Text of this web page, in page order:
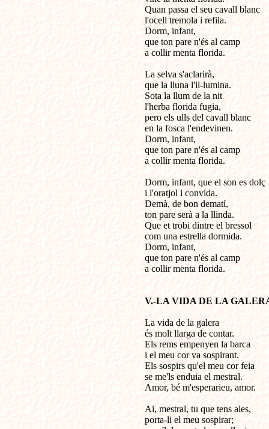
Quan passa el seu cavall blanc
l'ocell tremola i refila.
Dorm, infant,
que ton pare n'és al camp
a collir menta florida.
La selva s'aclarirà,
que la lluna l'il-lumina.
Sota la llum de la nit
l'herba florida fugia,
pero els ulls del cavall blanc
en la fosca l'endevinen.
Dorm, infant,
que ton pare n'és al camp
a collir menta florida.
Dorm, infant, que el son es dolç
i l'oratjol i convida.
Demà, de bon dematí,
ton pare serà a la llinda.
Que et trobi dintre el bressol
com una estrella dormida.
Dorm, infant,
que ton pare n'és al camp
a collir menta florida.
V.-LA VIDA DE LA
La vida de la galera
és molt llarga de contar.
Els rems empenyen la barca
i el meu cor va sospirant.
Els sospirs qu'el meu cor feia
se me'ls enduia el mestral.
Amor, bé m'esperarieu, amor.
Ai, mestral, tu que tens ales,
porta-li el meu sospirar;